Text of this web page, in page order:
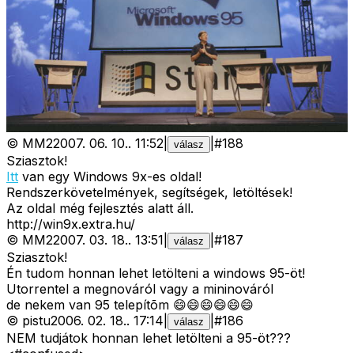
© MM22007. 06. 10.. 11:52 válasz #188
Sziasztok!
Itt van egy Windows 9x-es oldal!
Rendszerkövetelmények, segítségek, letöltések!
Az oldal még fejlesztés alatt áll.
http://win9x.extra.hu/
© MM22007. 03. 18.. 13:51 válasz #187
Sziasztok!
Én tudom honnan lehet letölteni a windows 95-öt!
Utorrentel a megnováról vagy a mininováról
de nekem van 95 telepítõm 😄😄😄😄😄😄
© pistu2006. 02. 18.. 17:14 válasz #186
NEM tudjátok honnan lehet letölteni a 95-öt???